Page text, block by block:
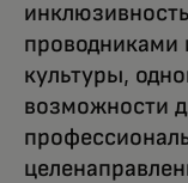
проводниками
культуры,
возможности